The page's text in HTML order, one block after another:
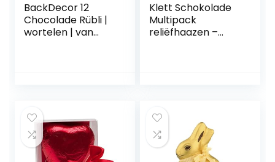
BackDecor 12
Chocolade Rübli |
wortelen | van
Klett Schokolade
Multipack
reliëfhaazen –